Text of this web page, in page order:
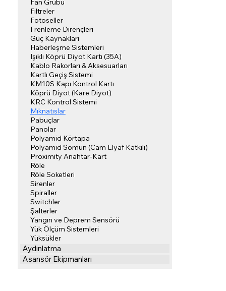
Fan Grubu
Filtreler
Fotoseller
Frenleme Dirençleri
Güç Kaynakları
Haberleşme Sistemleri
Işıklı Köprü Diyot Kartı (35A)
Kablo Rakorları & Aksesuarları
Kartlı Geçiş Sistemi
KM10S Kapı Kontrol Kartı
Köprü Diyot (Kare Diyot)
KRC Kontrol Sistemi
Mıknatıslar
Pabuçlar
Panolar
Polyamid Körtapa
Polyamid Somun (Cam Elyaf Katkılı)
Proximity Anahtar-Kart
Röle
Röle Soketleri
Sirenler
Spiraller
Switchler
Şalterler
Yangın ve Deprem Sensörü
Yük Ölçüm Sistemleri
Yüksükler
Aydınlatma
Asansör Ekipmanları